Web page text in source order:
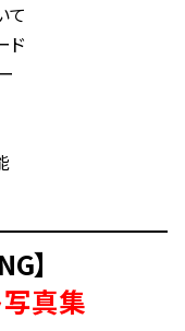
て
ド
】
真集